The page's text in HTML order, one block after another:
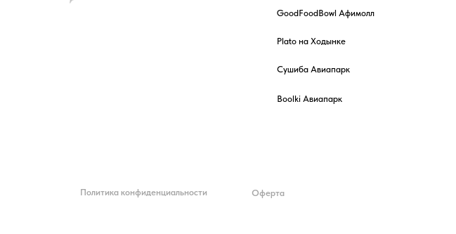
Политика конфиденциальности Оферта
GoodFoodBowl Афимолл
Plato на Ходынке
Сушиба Авиапарк
Boolki Авиапарк